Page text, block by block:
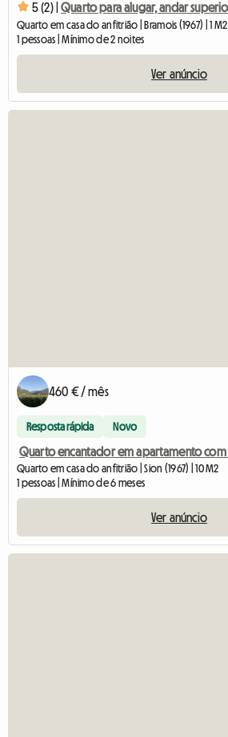
5 (2) |
Quarto em casa do anfitrião | Bramois (1967) | 1 M2
1 pessoas | Mínimo de 2 noites
Ver anúncio
460 € / mês
Resposta rápida Novo
Quarto em casa do anfitrião | Sion (1967) | 10 M2
1 pessoas | Mínimo de 6 meses
Ver anúncio